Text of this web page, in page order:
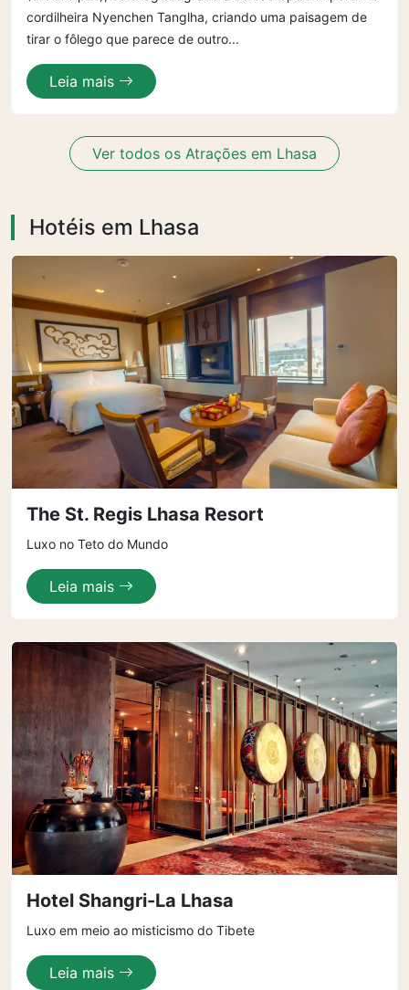
cordilheira Nyenchen Tanglha, criando uma paisagem de
tirar o fôlego que parece de outro...
Leia mais
Ver todos os Atrações em Lhasa
Hotéis em Lhasa
The St. Regis Lhasa Resort
Luxo no Teto do Mundo
Leia mais
Hotel Shangri-La Lhasa
Luxo em meio ao misticismo do Tibete
Leia mais